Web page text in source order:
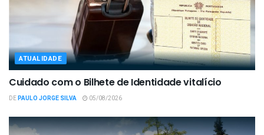
ATUALIDADE
Cuidado com o Bilhete de Identidade vitalício
DEPAULO JORGE SILVA 05/08/2026